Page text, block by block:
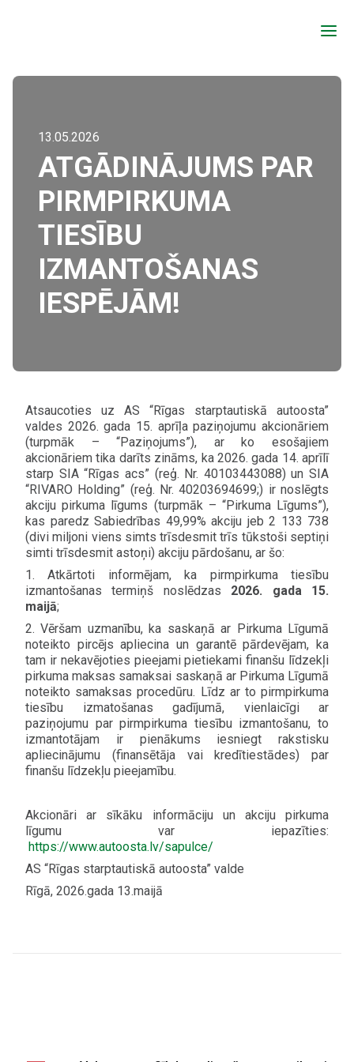
a
13.05.2026
ATGĀDINĀJUMS PAR
PIRMPIRKUMA
TIESĪBU
IZMANTOŠANAS
IESPĒJĀM!
Atsaucoties uz AS “Rīgas starptautiskā autoosta”
valdes 2026. gada 15. aprīļa paziņojumu akcionāriem
(turpmāk – “Paziņojums”), ar ko esošajiem
akcionāriem tika darīts zināms, ka 2026. gada 14. aprīlī
starp SIA “Rīgas acs” (reģ. Nr. 40103443088) un SIA
“RIVARO Holding” (reģ. Nr. 40203694699;) ir noslēgts
akciju pirkuma līgums (turpmāk – “Pirkuma Līgums”),
kas paredz Sabiedrības 49,99% akciju jeb 2 133 738
(divi miljoni viens simts trīsdesmit trīs tūkstoši septiņi
simti trīsdesmit astoņi) akciju pārdošanu, ar šo:
1. Atkārtoti informējam, ka pirmpirkuma tiesību
izmantošanas termiņš noslēdzas 2026. gada 15.
maijā;
2. Vēršam uzmanību, ka saskaņā ar Pirkuma Līgumā
noteikto pircējs apliecina un garantē pārdevējam, ka
tam ir nekavējoties pieejami pietiekami finanšu līdzekļi
pirkuma maksas samaksai saskaņā ar Pirkuma Līgumā
noteikto samaksas procedūru. Līdz ar to pirmpirkuma
tiesību izmatošanas gadījumā, vienlaicīgi ar
paziņojumu par pirmpirkuma tiesību izmantošanu, to
izmantotājam ir pienākums iesniegt rakstisku
apliecinājumu (finansētāja vai kredītiestādes) par
finanšu līdzekļu pieejamību.
Akcionāri ar sīkāku informāciju un akciju pirkuma
līgumu var iepazīties:
https://www.autoosta.lv/sapulce/
AS “Rīgas starptautiskā autoosta” valde
Rīgā, 2026.gada 13.maijā